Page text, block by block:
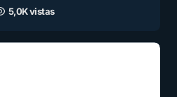
5,0K vistas